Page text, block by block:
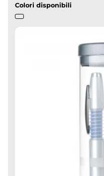
Colori disponibili